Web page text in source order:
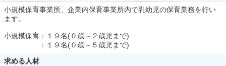
小規模保育事業所、企業内保育事業所内で乳幼児の保育業務を行い
ます。
小規模保育：１９名(０歳～２歳児まで)
：１９名(０歳～５歳児まで)
求める人材